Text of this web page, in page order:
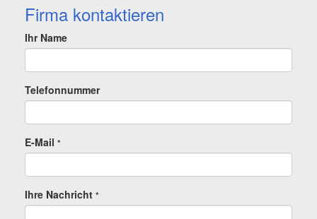
Firma kontaktieren
Ihr Name
Telefonnummer
E-Mail *
Ihre Nachricht *